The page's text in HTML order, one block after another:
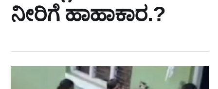
ನೀರಿಗೆ ಹಾಹಾಕಾರ.?